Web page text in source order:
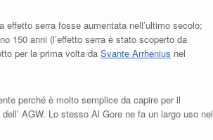
serra fosse aumentata nell’ultimo secolo;
150 anni (l’effetto serra è stato scoperto da
per la prima volta da Svante Arrhenius nel
perché è molto semplice da capire per il
AGW. Lo stesso Al Gore ne fa un largo uso nel